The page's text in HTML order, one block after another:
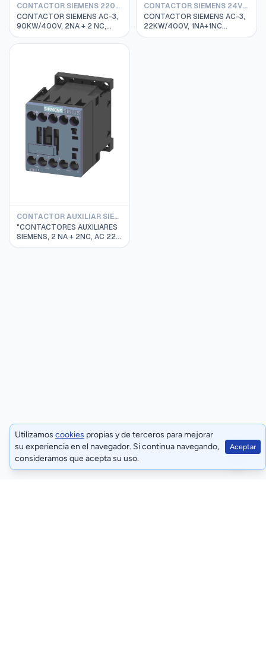
CONTACTOR SIEMENS 220VAC
CONTACTOR SIEMENS AC-3,
90KW/400V, 2NA + 2 NC,
BOBINA 220VAC, TAMAÑO S6
3RT1056-6AP36
CONTACTOR SIEMENS 24VDC
CONTACTOR SIEMENS AC-3,
22KW/400V, 1NA+1NC
BOBINA 21-28VAC/DC,
CONTACTOR AUXILIAR SIEMENS
"CONTACTORES AUXILIARES
SIEMENS, 2 NA + 2NC, AC 220
V, 50 / 60 HZ,TAMAÑO S00,
Utilizamos cookies propias y de terceros para mejorar
su experiencia en el navegador. Si continua navegando,
consideramos que acepta su uso.
Aceptar